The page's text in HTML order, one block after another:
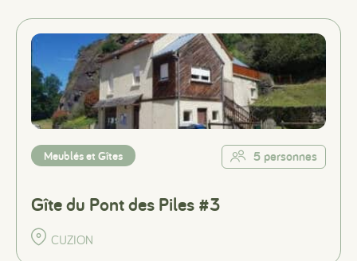
Meublés et Gîtes 5 personnes
Gîte du Pont des Piles #3
CUZION